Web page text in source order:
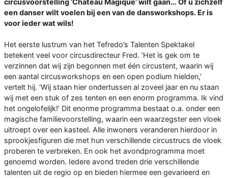
circusvoorstelling ‘Chateau Magique’ wilt gaan… Of u zichzelf
een danser wilt voelen bij een van de dansworkshops. Er is
voor ieder wat wils!
Het eerste lustrum van het Tefredo’s Talenten Spektakel
betekent veel voor circusdirecteur Fred. ‘Het is gek om te
verzinnen dat wij zijn begonnen met één circustent, waarin wij
een aantal circusworkshops en een open podium hielden,’
vertelt hij. ‘Wij staan hier ondertussen al zoveel jaar en nu staan
wij met een stuk of zes tenten en een enorm programma. Ik vind
het ongelofelijk!’ Dit enorme programma bestaat o.a. onder een
magische familievoorstelling, waarin een waarzegster een vloek
uitroept over een kasteel. Alle inwoners veranderen hierdoor in
sprookjesfiguren die met hun verschillende circustrucs de vloek
proberen te verbreken. En ook het avondprogramma moet
genoemd worden. Iedere avond treden drie verschillende
talenten uit de regio op en bieden hiermee een gevarieerd en